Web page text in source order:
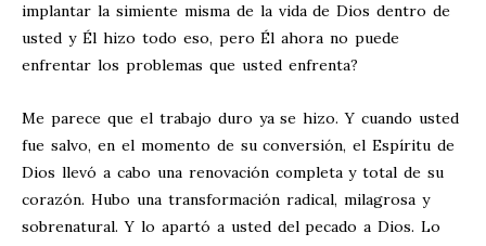
implantar la simiente misma de la vida de Dios dentro de
usted y Él hizo todo eso, pero Él ahora no puede
enfrentar los problemas que usted enfrenta?
Me parece que el trabajo duro ya se hizo. Y cuando usted
fue salvo, en el momento de su conversión, el Espíritu de
Dios llevó a cabo una renovación completa y total de su
corazón. Hubo una transformación radical, milagrosa y
sobrenatural. Y lo apartó a usted del pecado a Dios. Lo